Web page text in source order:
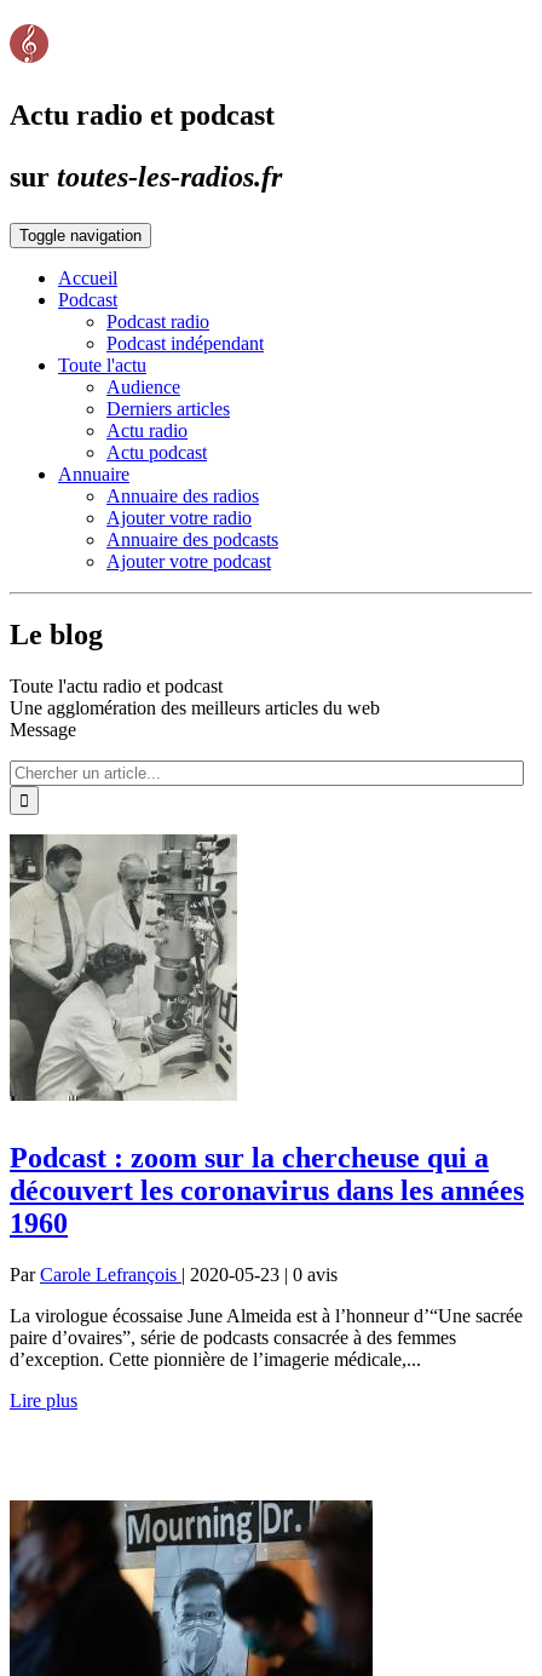
Actu radio et podcast
sur toutes-les-radios.fr
Toggle navigation
Accueil
Podcast
Podcast radio
Podcast indépendant
Toute l'actu
Audience
Derniers articles
Actu radio
Actu podcast
Annuaire
Annuaire des radios
Ajouter votre radio
Annuaire des podcasts
Ajouter votre podcast
Le blog
Toute l'actu radio et podcast
Une agglomération des meilleurs articles du web
Message
Podcast : zoom sur la chercheuse qui a
découvert les coronavirus dans les années
1960
ParCarole Lefrançois | 2020-05-23 | 0 avis
La virologue écossaise June Almeida est à l’honneur d’“Une sacrée
paire d’ovaires”, série de podcasts consacrée à des femmes
d’exception. Cette pionnière de l’imagerie médicale,...
Lire plus